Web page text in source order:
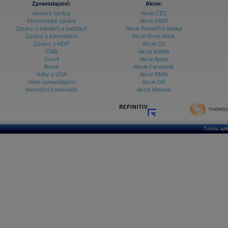
Archiv - Vývoj české koruny
Archiv analýz - Makroukazatele
Ceny průmyslových výrobců - Data a prognózy
Ceny průmyslových výrobců - Graf (ČR)
Ceny průmyslových výrobců - Kalendář (ČR)
Ceny průmyslových výrobců - Zpravodajství
Databanka - Ceny
Zpravodajství:
Akciové zprávy
Ekonomické zprávy
Zprávy o měnách a sazbách
Zprávy o komoditách
Zprávy o HDP
ČNB
Grexit
Brexit
Volby v USA
Video zpravodajství
Investiční komentáře
Akcie:
Akcie ČEZ
Akcie NWR
Akcie Komerční banka
Akcie Erste Bank
Akcie O2
Akcie Kofola
Akcie Apple
Akcie Facebook
Akcie BMW
Akcie GE
Akcie Moneta
Tvorba